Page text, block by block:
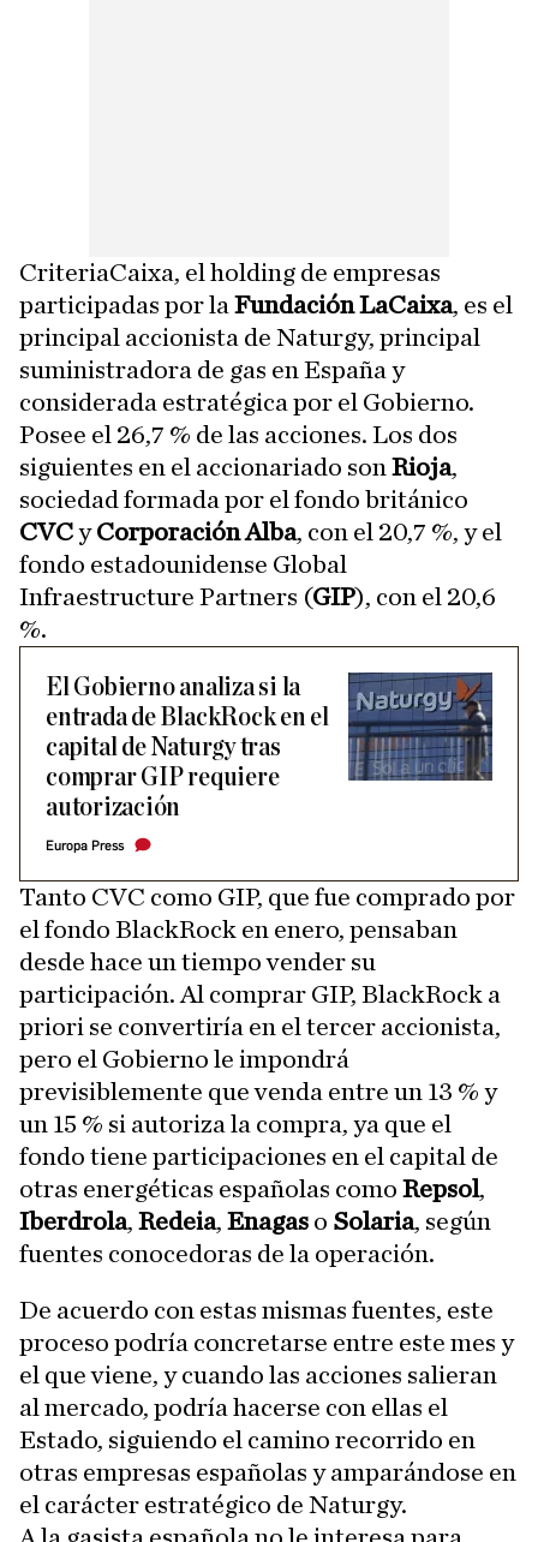
CriteriaCaixa, el holding de empresas
participadas por la Fundación LaCaixa, es el
principal accionista de Naturgy, principal
suministradora de gas en España y
considerada estratégica por el Gobierno.
Posee el 26,7 % de las acciones. Los dos
siguientes en el accionariado son Rioja,
sociedad formada por el fondo británico
CVCyCorporaciónAlba, con el 20,7 %, y el
fondo estadounidense Global
Infraestructure Partners (GIP), con el 20,6
%.
El Gobierno analiza si la
entrada de BlackRock en el
capital de Naturgy tras
comprar GIP requiere
autorización
Europa Press
Tanto CVC como GIP, que fue comprado por
el fondo BlackRock en enero, pensaban
desde hace un tiempo vender su
participación. Al comprar GIP, BlackRock a
priori se convertiría en el tercer accionista,
pero el Gobierno le impondrá
previsiblemente que venda entre un 13 % y
un 15 % si autoriza la compra, ya que el
fondo tiene participaciones en el capital de
otras energéticas españolas como Repsol,
Iberdrola, Redeia, Enagas o Solaria, según
fuentes conocedoras de la operación.
De acuerdo con estas mismas fuentes, este
proceso podría concretarse entre este mes y
el que viene, y cuando las acciones salieran
al mercado, podría hacerse con ellas el
Estado, siguiendo el camino recorrido en
otras empresas españolas y amparándose en
el carácter estratégico de Naturgy.